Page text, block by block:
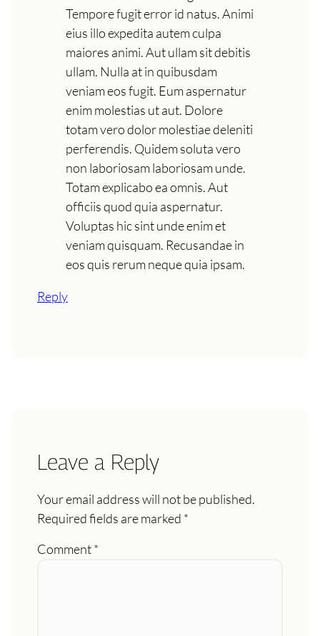
Tempore fugit error id natus. Animi
eius illo expedita autem culpa
maiores animi. Aut ullam sit debitis
ullam. Nulla at in quibusdam
veniam eos fugit. Eum aspernatur
enim molestias ut aut. Dolore
totam vero dolor molestiae deleniti
perferendis. Quidem soluta vero
non laboriosam laboriosam unde.
Totam explicabo ea omnis. Aut
officiis quod quia aspernatur.
Voluptas hic sint unde enim et
veniam quisquam. Recusandae in
eos quis rerum neque quia ipsam.
Reply
Leave a Reply
Your email address will not be published.
Required fields are marked *
Comment*